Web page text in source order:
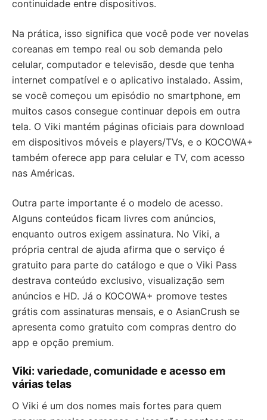
continuidade entre dispositivos.
Na prática, isso significa que você pode ver novelas
coreanas em tempo real ou sob demanda pelo
celular, computador e televisão, desde que tenha
internet compatível e o aplicativo instalado. Assim,
se você começou um episódio no smartphone, em
muitos casos consegue continuar depois em outra
tela. O Viki mantém páginas oficiais para download
em dispositivos móveis e players/TVs, e o KOCOWA+
também oferece app para celular e TV, com acesso
nas Américas.
Outra parte importante é o modelo de acesso.
Alguns conteúdos ficam livres com anúncios,
enquanto outros exigem assinatura. No Viki, a
própria central de ajuda afirma que o serviço é
gratuito para parte do catálogo e que o Viki Pass
destrava conteúdo exclusivo, visualização sem
anúncios e HD. Já o KOCOWA+ promove testes
grátis com assinaturas mensais, e o AsianCrush se
apresenta como gratuito com compras dentro do
app e opção premium.
Viki: variedade, comunidade e acesso em
várias telas
O Viki é um dos nomes mais fortes para quem